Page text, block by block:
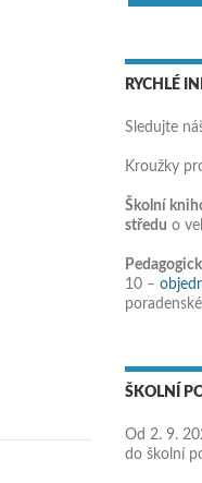
RYCHLÉ
Sledujte
Kroužky
Školní
středu o
10 –
ŠKOLNÍ
Od 2. 9.
do školní